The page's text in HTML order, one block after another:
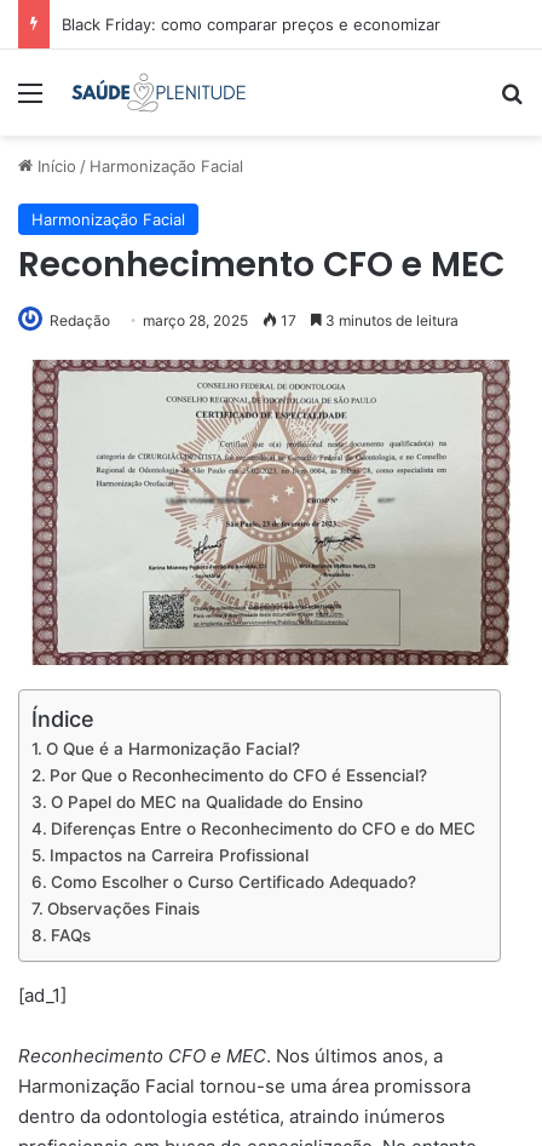
Black Friday: como comparar preços e economizar
Menu
Início / Harmonização Facial
Harmonização Facial
Reconhecimento CFO e MEC
Redação março 28, 2025 17 3 minutos de leitura
Índice
O Que é a Harmonização Facial?
Por Que o Reconhecimento do CFO é Essencial?
O Papel do MEC na Qualidade do Ensino
Diferenças Entre o Reconhecimento do CFO e do MEC
Impactos na Carreira Profissional
Como Escolher o Curso Certificado Adequado?
Observações Finais
FAQs
[ad_1]
Reconhecimento CFO e MEC. Nos últimos anos, a
Harmonização Facial tornou-se uma área promissora
dentro da odontologia estética, atraindo inúmeros